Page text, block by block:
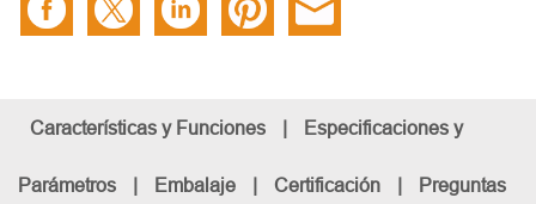
Características y Funciones | Especificaciones y
Parámetros | Embalaje | Certificación | Preguntas